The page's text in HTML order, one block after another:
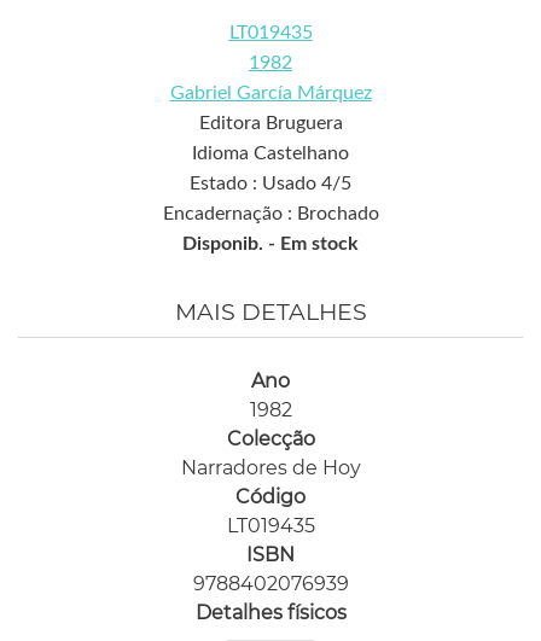
LT019435
1982
Gabriel García Márquez
Editora Bruguera
Idioma Castelhano
Estado : Usado 4/5
Encadernação : Brochado
Disponib. - Em stock
MAIS DETALHES
Ano
1982
Colecção
Narradores de Hoy
Código
LT019435
ISBN
9788402076939
Detalhes físicos